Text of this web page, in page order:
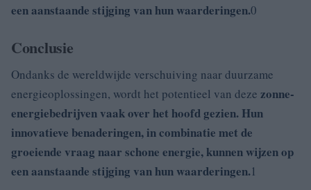
een aanstaande stijging van hun waarderingen.0
Conclusie
Ondanks de wereldwijde verschuiving naar duurzame
energieoplossingen, wordt het potentieel van deze zonne-
energiebedrijven vaak over het hoofd gezien. Hun
innovatieve benaderingen, in combinatie met de
groeiende vraag naar schone energie, kunnen wijzen op
een aanstaande stijging van hun waarderingen.1